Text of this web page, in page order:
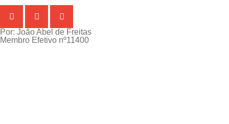
Por: João Abel de Freitas
Membro Efetivo nº11400